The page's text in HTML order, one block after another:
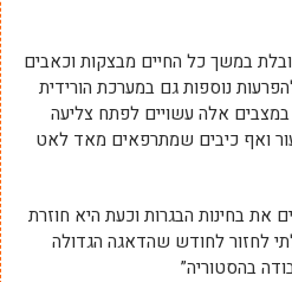
במשך כל החיים מבצקות וכאבים
נוספות גם במערכת הורידית
אלה עשויים לפתח צליעה
העור ואף כיבים שמתרפאים מאד לאט
בחינות הבגרות וכעת היא חוזרת
לחזור לחודש שהדאגה הגדולה
בהסטוריה”